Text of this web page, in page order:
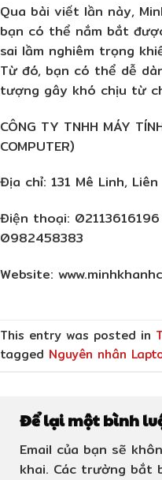
Qua bài viết lần này,
bạn có thể nắm bắt
sai lầm nghiêm trọng
Từ đó, bạn có thể dễ
tượng gây khó chịu từ
CÔNG TY TNHH MÁY
COMPUTER)
Địa chỉ: 131 Mê Linh,
Điện thoại:
0982458383
Website:
This entry was posted in
tagged Nguyên nhân
Để lại một bình
Email của bạn sẽ
khai. Các trường bắt